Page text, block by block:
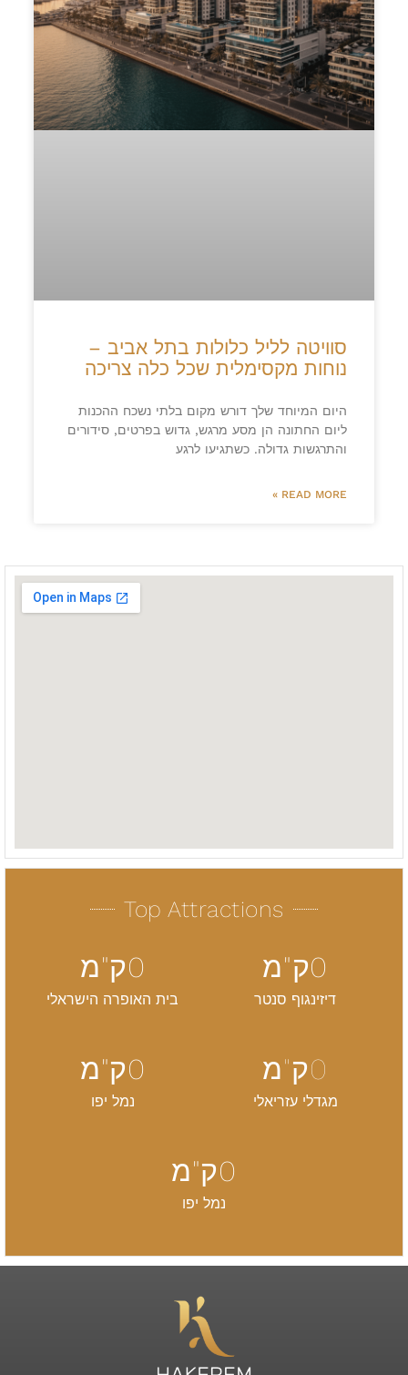
סוויטה לליל כלולות בתל אביב –
נוחות מקסימלית שכל כלה צריכה
היום המיוחד שלך דורש מקום בלתי נשכח ההכנות
ליום החתונה הן מסע מרגש, גדוש בפרטים, סידורים
והתרגשות גדולה. כשתגיעו לרגע
READ MORE »
Top Attractions
דיזינגוף סנטר
0ק"מ
בית האופרה הישראלי
0ק"מ
מגדלי עזריאלי
0ק"מ
נמל יפו
0ק"מ
נמל יפו
0ק"מ